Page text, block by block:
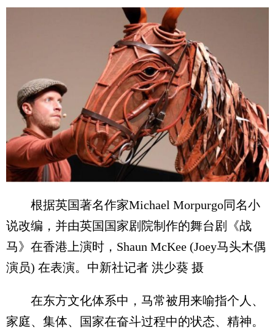
根据英国著名作家Michael Morpurgo同名小
说改编，并由英国国家剧院制作的舞台剧《战
马》在香港上演时，Shaun McKee (Joey马头木偶
演员) 在表演。中新社记者 洪少葵 摄
在东方文化体系中，马常被用来喻指个人、
家庭、集体、国家在奋斗过程中的状态、精神。